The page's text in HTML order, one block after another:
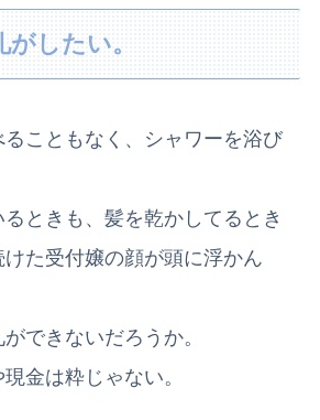
したい。
こともなく、シャワーを浴び
ときも、髪を乾かしてるとき
た受付嬢の顔が頭に浮かん
できないだろうか。
金は粋じゃない。